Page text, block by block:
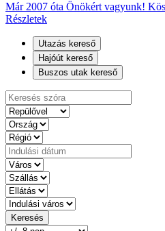
Már 2007 óta Önökért vagyunk!
Részletek
Utazás kereső
Hajóút kereső
Buszos utak kereső
Keresés